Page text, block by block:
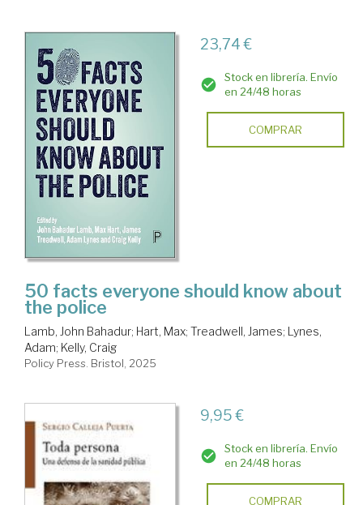
23,74 €
Stock en librería. Envío
en 24/48 horas
COMPRAR
50 facts everyone should know about
the police
Lamb, John Bahadur; Hart, Max; Treadwell, James; Lynes,
Adam; Kelly, Craig
Policy Press. Bristol, 2025
9,95 €
Stock en librería. Envío
en 24/48 horas
COMPRAR